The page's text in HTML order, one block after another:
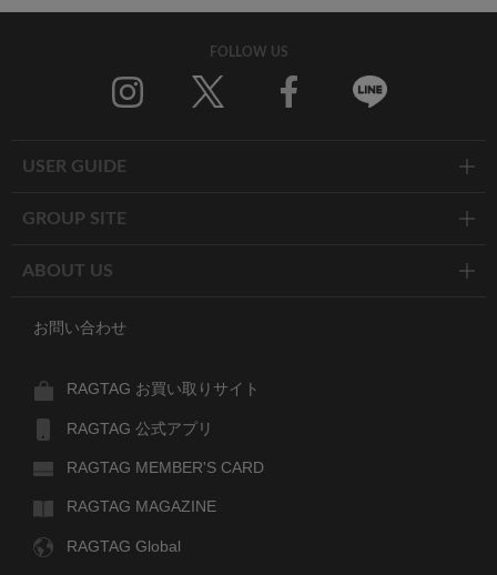
FOLLOW US
USER GUIDE
GROUP SITE
ABOUT US
お問い合わせ
RAGTAG お買い取りサイト
RAGTAG 公式アプリ
RAGTAG MEMBER'S CARD
RAGTAG MAGAZINE
RAGTAG Global